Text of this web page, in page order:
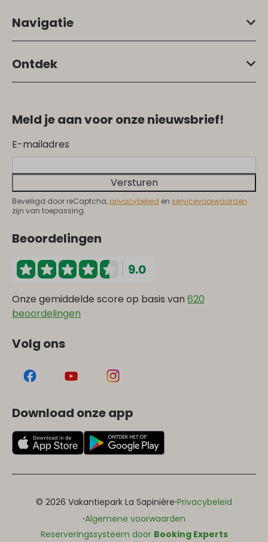
Navigatie
Ontdek
Meld je aan voor onze nieuwsbrief!
E-mailadres
Versturen
Beveiligd door reCaptcha, privacybeleid en servicevoorwaarden
zijn van toepassing.
Beoordelingen
9.0
Onze gemiddelde score op basis van 620
beoordelingen
Volg ons
Download onze app
© 2026 Vakantiepark La Sapinière·Privacybeleid
·Algemene voorwaarden
Reserveringssysteem door Booking Experts